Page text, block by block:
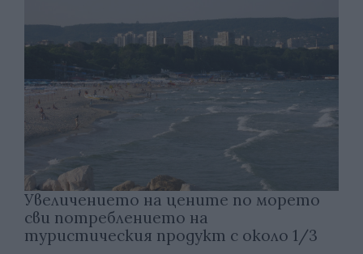
Увеличението на цените по морето
сви потреблението на
туристическия продукт с около 1/3